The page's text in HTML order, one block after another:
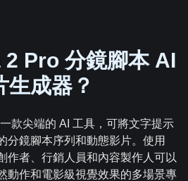
Pro 分鏡腳本 AI
生成器？
款尖端的 AI 工具，可將文字提示
分鏡腳本序列和動態影片。使用
作者、行銷人員和內容製作人可以
動作和電影級視覺效果的多場景專